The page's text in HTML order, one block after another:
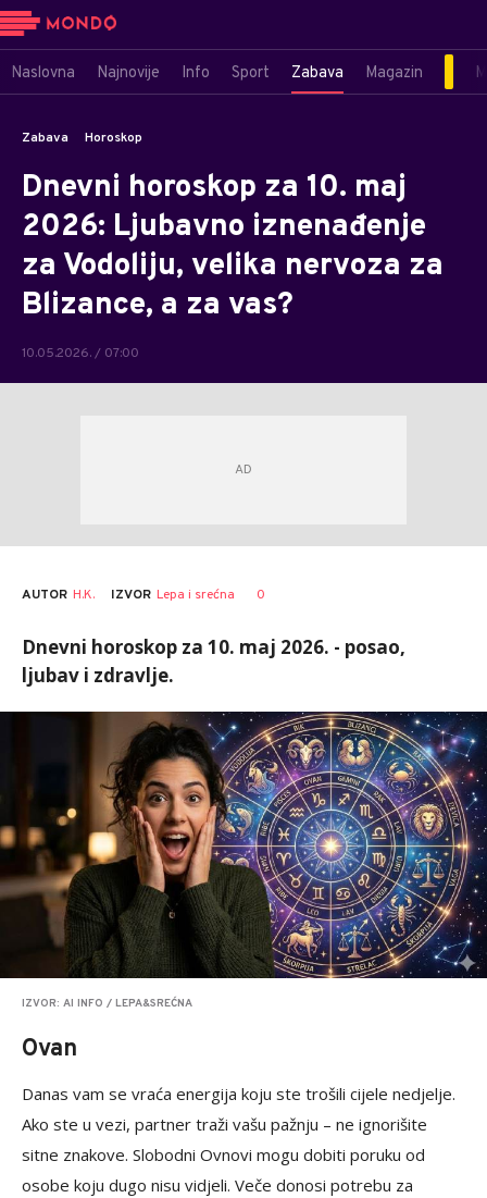
Naslovna Najnovije Info Sport Zabava Magazin
Zabava Horoskop
Dnevni horoskop za 10. maj
2026: Ljubavno iznenađenje
za Vodoliju, velika nervoza za
Blizance, a za vas?
10.05.2026. / 07:00
AUTOR H.K. IZVOR Lepa i srećna 0
Dnevni horoskop za 10. maj 2026. - posao,
ljubav i zdravlje.
IZVOR: AI INFO / LEPA&SREĆNA
Ovan
Danas vam se vraća energija koju ste trošili cijele nedjelje.
Ako ste u vezi, partner traži vašu pažnju – ne ignorišite
sitne znakove. Slobodni Ovnovi mogu dobiti poruku od
osobe koju dugo nisu vidjeli. Veče donosi potrebu za